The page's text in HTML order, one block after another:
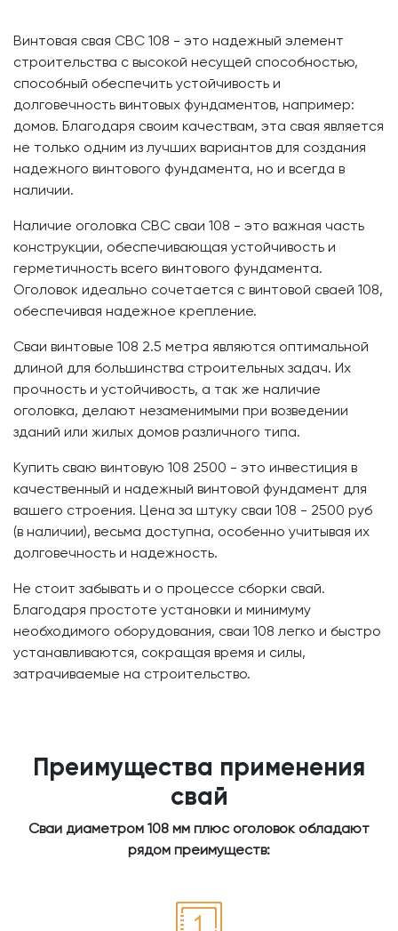
Винтовая свая СВС 108 - это надежный элемент
строительства с высокой несущей способностью,
способный обеспечить устойчивость и
долговечность винтовых фундаментов, например:
домов. Благодаря своим качествам, эта свая является
не только одним из лучших вариантов для создания
надежного винтового фундамента, но и всегда в
наличии.
Наличие оголовка СВС сваи 108 - это важная часть
конструкции, обеспечивающая устойчивость и
герметичность всего винтового фундамента.
Оголовок идеально сочетается с винтовой сваей 108,
обеспечивая надежное крепление.
Сваи винтовые 108 2.5 метра являются оптимальной
длиной для большинства строительных задач. Их
прочность и устойчивость, а так же наличие
оголовка, делают незаменимыми при возведении
зданий или жилых домов различного типа.
Купить сваю винтовую 108 2500 - это инвестиция в
качественный и надежный винтовой фундамент для
вашего строения. Цена за штуку сваи 108 - 2500 руб
(в наличии), весьма доступна, особенно учитывая их
долговечность и надежность.
Не стоит забывать и о процессе сборки свай.
Благодаря простоте установки и минимуму
необходимого оборудования, сваи 108 легко и быстро
устанавливаются, сокращая время и силы,
затрачиваемые на строительство.
Преимущества применения
свай
Сваи диаметром 108 мм плюс оголовок обладают
рядом преимуществ: